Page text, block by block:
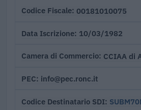
Codice Fiscale 00181010075
Data Iscrizione 10/03/1982
Camera di Commercio CCIAA di
PEC info@pec.ronc.it
Codice Destinatario SDI